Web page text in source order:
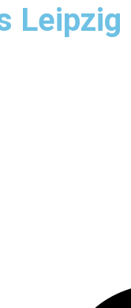
Leipzig